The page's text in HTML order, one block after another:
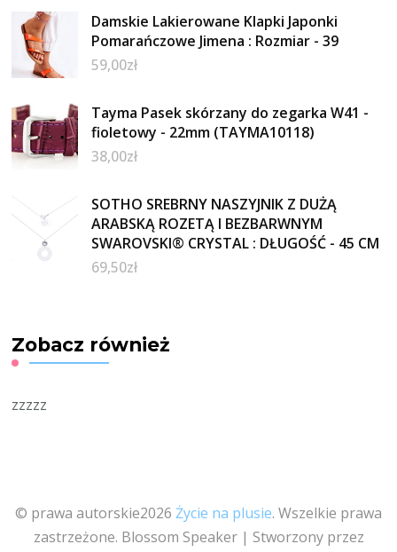
Damskie Lakierowane Klapki Japonki
Pomarańczowe Jimena : Rozmiar - 39
59,00zł
Tayma Pasek skórzany do zegarka W41 -
fioletowy - 22mm (TAYMA10118)
38,00zł
SOTHO SREBRNY NASZYJNIK Z DUŻĄ
ARABSKĄ ROZETĄ I BEZBARWNYM
SWAROVSKI® CRYSTAL : DŁUGOŚĆ - 45 CM
69,50zł
Zobacz również
zzzzz
© prawa autorskie2026 Życie na plusie. Wszelkie prawa
zastrzeżone. Blossom Speaker | Stworzony przez